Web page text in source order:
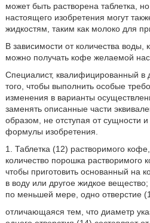
может быть растворена таблетка,
настоящего изобретения могут
жидкостям, таким как молоко для
В зависимости от количества воды,
можно получать кофе желаемой
Специалист, квалифицированный в
того, чтобы выполнить особые
изменения в варианты
заменять описанные части
образом, не отступая от сущности
формулы изобретения.
1. Таблетка (12) растворимого
количество порошка растворимого
чтобы приготовить основанный на
в воду или другое жидкое
по меньшей мере, одно отверстие
отличающаяся тем, что диаметр